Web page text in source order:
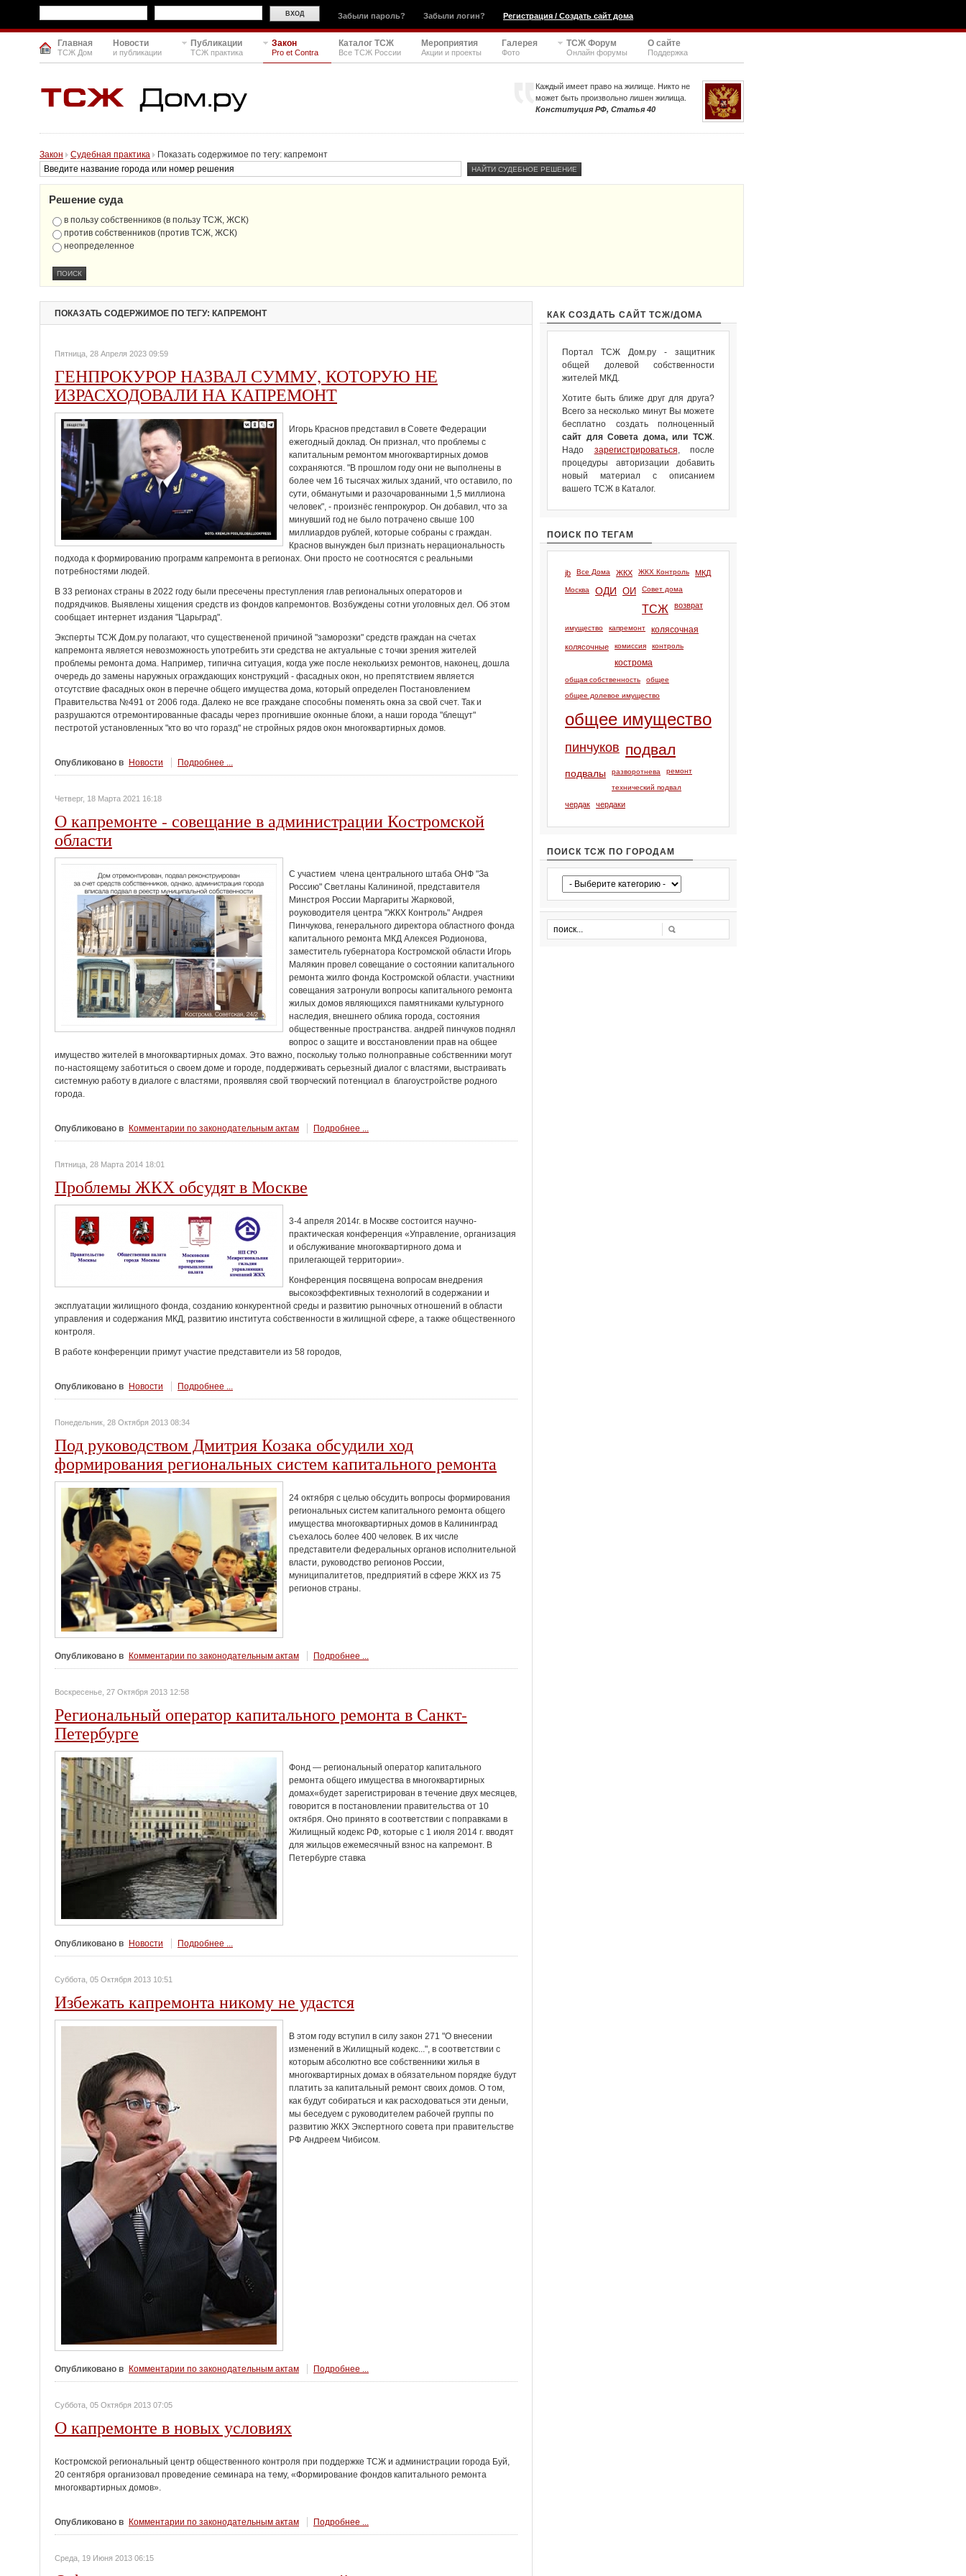
Забыли пароль? Забыли логин? Регистрация / Создать сайт дома
Главная
ТСЖ Дом
Новости
и публикации
Публикации
ТСЖ практика
Закон
Pro et Contra
Каталог ТСЖ
Все ТСЖ России
Мероприятия
Акции и проекты
Галерея
Фото
ТСЖ Форум
Онлайн форумы
О сайте
Поддержка
Каждый имеет право на жилище. Никто не
может быть произвольно лишен жилища.
Конституция РФ, Статья 40
Закон Судебная практика Показать содержимое по тегу: капремонт
Решение суда
в пользу собственников (в пользу ТСЖ, ЖСК)
против собственников (против ТСЖ, ЖСК)
неопределенное
ПОКАЗАТЬ СОДЕРЖИМОЕ ПО ТЕГУ: КАПРЕМОНТ
Пятница, 28 Апреля 2023 09:59
ГЕНПРОКУРОР НАЗВАЛ СУММУ, КОТОРУЮ НЕ
ИЗРАСХОДОВАЛИ НА КАПРЕМОНТ
Игорь Краснов представил в Совете Федерации
ежегодный доклад. Он признал, что проблемы с
капитальным ремонтом многоквартирных домов
сохраняются. "В прошлом году они не выполнены в
более чем 16 тысячах жилых зданий, что оставило, по
сути, обманутыми и разочарованными 1,5 миллиона
человек", - произнёс генпрокурор. Он добавил, что за
минувший год не было потрачено свыше 100
миллиардов рублей, которые собраны с граждан.
Краснов вынужден был признать нерациональность
подхода к формированию программ капремонта в регионах. Они просто не соотносятся с реальными
потребностями людей.
В 33 регионах страны в 2022 году были пресечены преступления глав региональных операторов и
подрядчиков. Выявлены хищения средств из фондов капремонтов. Возбуждены сотни уголовных дел. Об этом
сообщает интернет издания "Царьград".
Эксперты ТСЖ Дом.ру полагают, что существененой причиной "заморозки" средств граждан на счетах
капремонта является невозможность употребить эти средства не актуальные с точки зрения жителей
проблемы ремонта дома. Например, типична ситуация, когда уже после неколькизх ремонтов, наконец, дошла
очередь до замены наружных ограждающих конструкций - фасадных окон, но препятствием является
отсутствие фасадных окон в перечне общего имущества дома, который определен Постановлением
Правительства №491 от 2006 года. Далеко не все граждане способны поменять окна за свой счет. Так и
разрушаются отремонтированные фасады через прогнившие оконные блоки, а наши города "блещут"
пестротой установленных "кто во что горазд" не стройных рядов окон многоквартирных домов.
Опубликовано в Новости Подробнее ...
Четверг, 18 Марта 2021 16:18
О капремонте - совещание в администрации Костромской
области
С участием члена центрального штаба ОНФ "За
Россию" Светланы Калининой, представителя
Минстроя России Маргариты Жарковой,
роуководителя центра "ЖКХ Контроль" Андрея
Пинчукова, генерального директора областного фонда
капитального ремонта МКД Алексея Родионова,
заместитель губернатора Костромской области Игорь
Малякин провел совещание о состоянии капитального
ремонта жилго фонда Костромской области. участники
совещания затронули вопросы капитального ремонта
жилых домов являющихся памятниками культурного
наследия, внешнего облика города, состояния
общественные пространства. андрей пинчуков поднял
вопрос о защите и восстановлении прав на общее
имущество жителей в многоквартирных домах. Это важно, поскольку только полноправные собственники могут
по-настоящему заботиться о своем доме и городе, поддерживать серьезный диалог с властями, выстраивать
системную работу в диалоге с властями, прояввляя свой творческий потенциал в благоустройстве родного
города.
Опубликовано в Комментарии по законодательным актам Подробнее ...
Пятница, 28 Марта 2014 18:01
Проблемы ЖКХ обсудят в Москве
3-4 апреля 2014г. в Москве состоится научно-
практическая конференция «Управление, организация
и обслуживание многоквартирного дома и
прилегающей территории».
Конференция посвящена вопросам внедрения
высокоэффективных технологий в содержании и
эксплуатации жилищного фонда, созданию конкурентной среды и развитию рыночных отношений в области
управления и содержания МКД, развитию института собственности в жилищной сфере, а также общественного
контроля.
В работе конференции примут участие представители из 58 городов,
Опубликовано в Новости Подробнее ...
Понедельник, 28 Октября 2013 08:34
Под руководством Дмитрия Козака обсудили ход
формирования региональных систем капитального ремонта
24 октября с целью обсудить вопросы формирования
региональных систем капитального ремонта общего
имущества многоквартирных домов в Калининград
съехалось более 400 человек. В их числе
представители федеральных органов исполнительной
власти, руководство регионов России,
муниципалитетов, предприятий в сфере ЖКХ из 75
регионов страны.
Опубликовано в Комментарии по законодательным актам Подробнее ...
Воскресенье, 27 Октября 2013 12:58
Региональный оператор капитального ремонта в Санкт-
Петербурге
Фонд — региональный оператор капитального
ремонта общего имущества в многоквартирных
домах«будет зарегистрирован в течение двух месяцев,
говорится в постановлении правительства от 10
октября. Оно принято в соответствии с поправками в
Жилищный кодекс РФ, которые с 1 июля 2014 г. вводят
для жильцов ежемесячный взнос на капремонт. В
Петербурге ставка
Опубликовано в Новости Подробнее ...
Суббота, 05 Октября 2013 10:51
Избежать капремонта никому не удастся
В этом году вступил в силу закон 271 "О внесении
изменений в Жилищный кодекс...", в соответствии с
которым абсолютно все собственники жилья в
многоквартирных домах в обязательном порядке будут
платить за капитальный ремонт своих домов. О том,
как будут собираться и как расходоваться эти деньги,
мы беседуем с руководителем рабочей группы по
развитию ЖКХ Экспертного совета при правительстве
РФ Андреем Чибисом.
Опубликовано в Комментарии по законодательным актам Подробнее ...
Суббота, 05 Октября 2013 07:05
О капремонте в новых условиях
Костромской региональный центр общественного контроля при поддержке ТСЖ и администрации города Буй,
20 сентября организовал проведение семинара на тему, «Формирование фондов капитального ремонта
многоквартирных домов».
Опубликовано в Комментарии по законодательным актам Подробнее ...
Среда, 19 Июня 2013 06:15
КАК СОЗДАТЬ САЙТ ТСЖ/ДОМА
Портал ТСЖ Дом.ру - защитник
общей долевой собственности
жителей МКД.
Хотите быть ближе друг для друга?
Всего за несколько минут Вы можете
бесплатно создать полноценный
сайт для Совета дома, или ТСЖ.
Надо зарегистрироваться, после
процедуры авторизации добавить
новый материал с описанием
вашего ТСЖ в Каталог.
ПОИСК ПО ТЕГАМ
jb Все Дома ЖКХ ЖКХ Контроль МКД
Москва ОДИ ОИ Совет дома
ТСЖ возврат
имущество капремонт колясочная
колясочные комиссия контроль
кострома
общая собственность
общее
общее долевое имущество
общее имущество
пинчуков подвал
подвалы разворотнева ремонт
технический подвал
чердак чердаки
ПОИСК ТСЖ ПО ГОРОДАМ